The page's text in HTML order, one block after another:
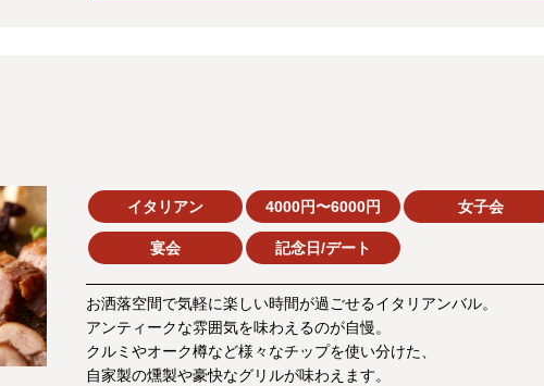
イタリアン 4000円〜6000円 女子会
宴会 記念日/デート
お洒落空間で気軽に楽しい時間が過ごせるイタリアンバル。
アンティークな雰囲気を味わえるのが自慢。
クルミやオーク樽など様々なチップを使い分けた、
自家製の燻製や豪快なグリルが味わえます。